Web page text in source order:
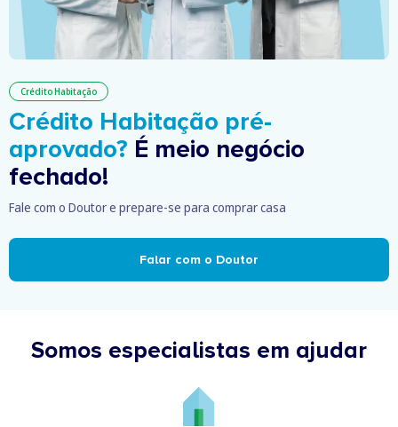
Crédito Habitação
Crédito Habitação pré-
aprovado? É meio negócio
fechado!
Fale com o Doutor e prepare-se para comprar casa
Falar com o Doutor
Somos especialistas em ajudar